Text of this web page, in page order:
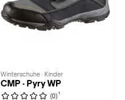
Winterschuhe · Kinder
CMP · Pyry WP
(0) 1